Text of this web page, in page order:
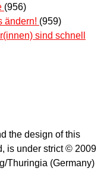
(956)
ändern! (959)
sind schnell
the design of this
is under strict © 2009
Thuringia (Germany)